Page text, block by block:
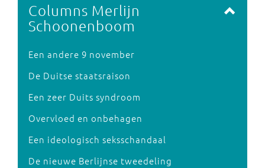
Columns Merlijn
Schoonenboom
Een andere 9 november
De Duitse staatsraison
Een zeer Duits syndroom
Overvloed en onbehagen
Een ideologisch seksschandaal
De nieuwe Berlijnse tweedeling